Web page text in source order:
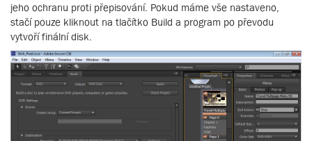
jeho ochranu proti přepisování. Pokud máme vše nastaveno,
stačí pouze kliknout na tlačítko Build a program po převodu
vytvoří finální disk.